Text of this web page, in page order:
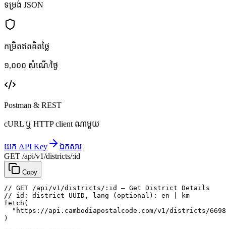
ទម្រង់ JSON
កម្រិតឥតគិតថ្លៃ
១,០០០ សំណើ/ថ្ងៃ
Postman & REST
cURL ឬ HTTP client ណាមួយ
យក API Key
ឯកសារ
GET /api/v1/districts/:id
Copy
// GET /api/v1/districts/:id — Get District Details
// id: district UUID, lang (optional): en | km
fetch (
"https://api.cambodiapostalcode.com/v1/districts/
)